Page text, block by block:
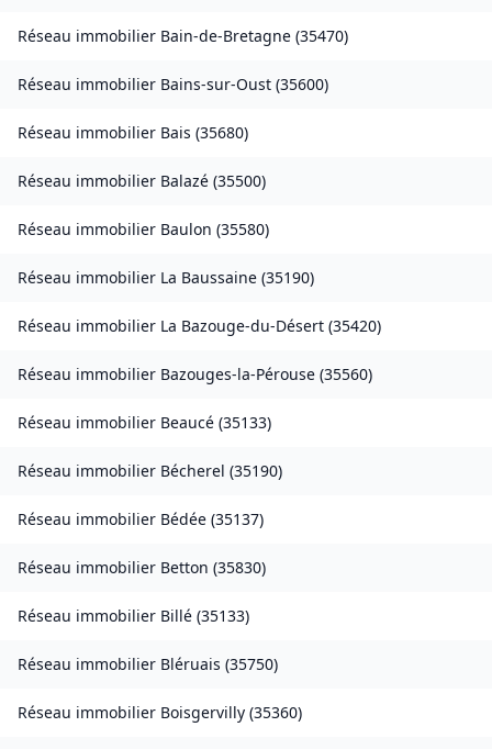
Réseau immobilier Bain-de-Bretagne (35470)
Réseau immobilier Bains-sur-Oust (35600)
Réseau immobilier Bais (35680)
Réseau immobilier Balazé (35500)
Réseau immobilier Baulon (35580)
Réseau immobilier La Baussaine (35190)
Réseau immobilier La Bazouge-du-Désert (35420)
Réseau immobilier Bazouges-la-Pérouse (35560)
Réseau immobilier Beaucé (35133)
Réseau immobilier Bécherel (35190)
Réseau immobilier Bédée (35137)
Réseau immobilier Betton (35830)
Réseau immobilier Billé (35133)
Réseau immobilier Bléruais (35750)
Réseau immobilier Boisgervilly (35360)